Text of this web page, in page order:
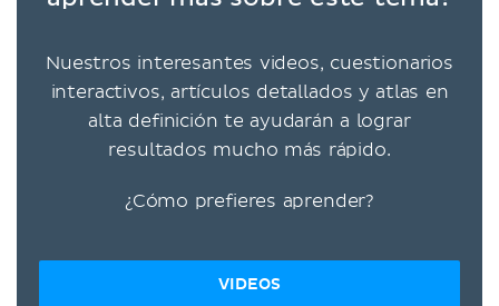
Nuestros interesantes videos, cuestionarios
interactivos, artículos detallados y atlas en
alta definición te ayudarán a lograr
resultados mucho más rápido.
¿Cómo prefieres aprender?
VIDEOS